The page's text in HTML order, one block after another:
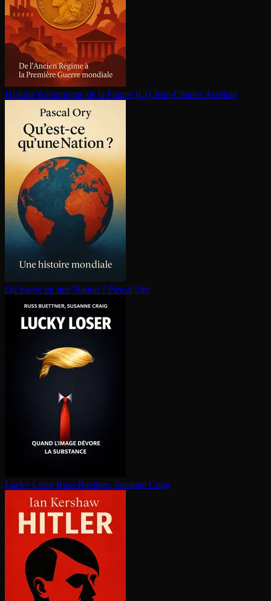
Histoire économique de la France (t.1) Jean-Charles Asselain
Qu’est-ce qu’une Nation ? Pascal Ory
Lucky Loser Russ Buettner, Susanne Craig